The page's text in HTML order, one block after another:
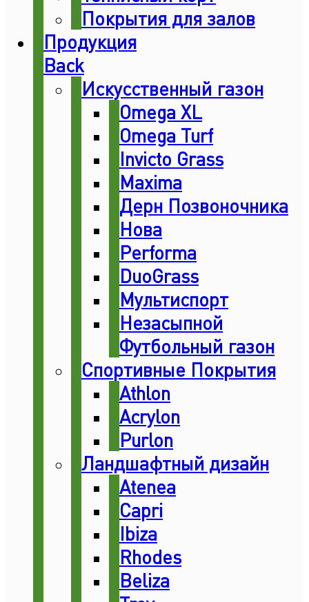
Покрытия для залов
Продукция
Back
Искусственный газон
Omega XL
Omega Turf
Invicto Grass
Maxima
Дерн Позвоночника
Нова
Performa
DuoGrass
Мультиспорт
Незасыпной
Футбольный газон
Спортивные Покрытия
Athlon
Acrylon
Purlon
Ландшафтный дизайн
Atenea
Capri
Ibiza
Rhodes
Beliza